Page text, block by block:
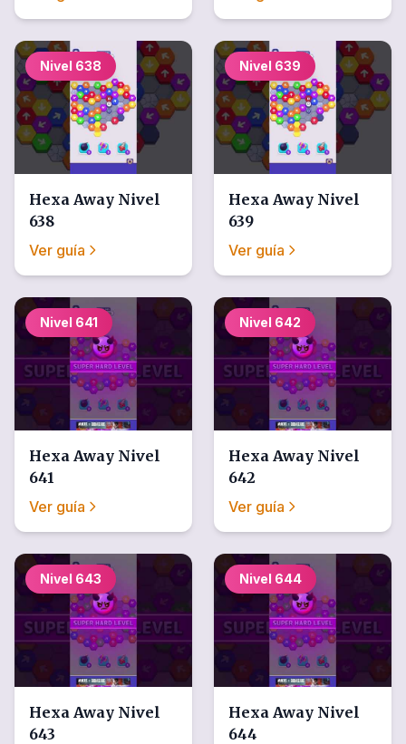
Nivel 638
Hexa Away Nivel
638
Ver guía
Nivel 639
Hexa Away Nivel
639
Ver guía
Nivel 641
Hexa Away Nivel
641
Ver guía
Nivel 642
Hexa Away Nivel
642
Ver guía
Nivel 643
Hexa Away Nivel
643
Nivel 644
Hexa Away Nivel
644